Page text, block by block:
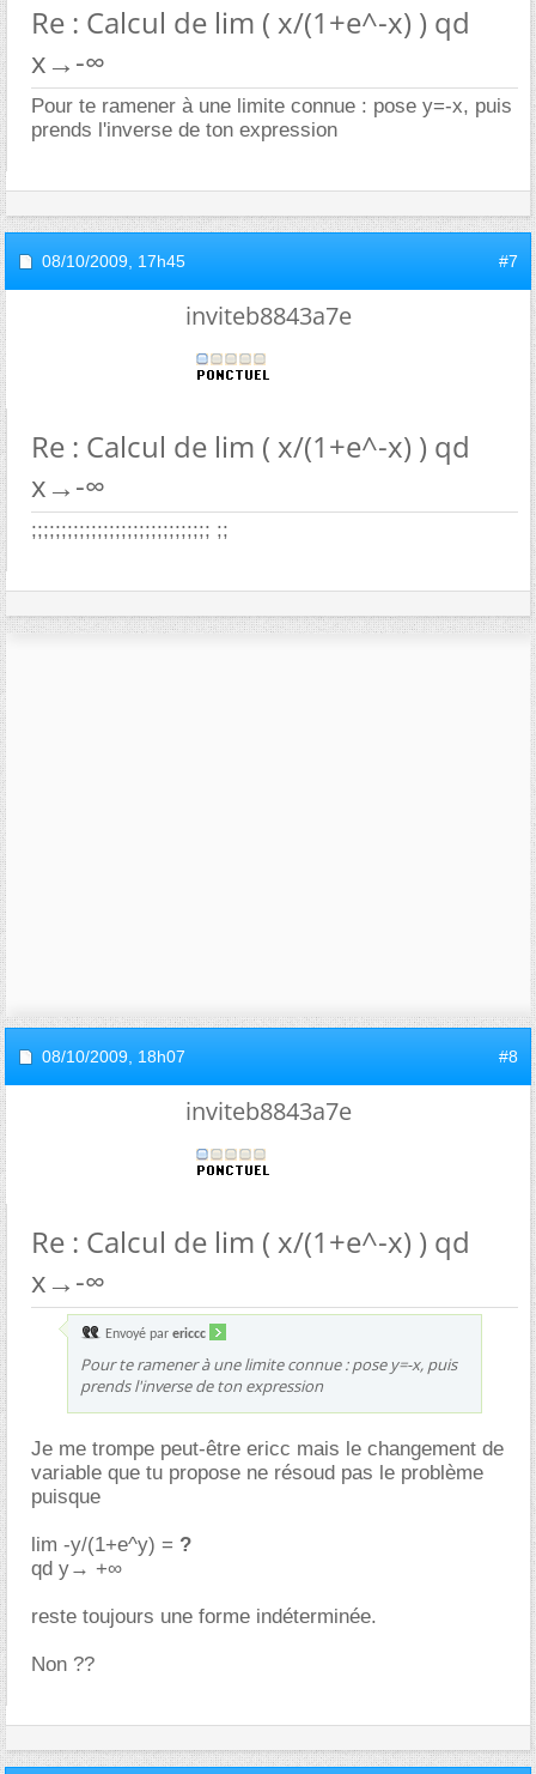
Re : Calcul de lim ( x/(1+e^-x) ) qd
x→-∞
Pour te ramener à une limite connue : pose y=-x, puis
prends l'inverse de ton expression
08/10/2009, 17h45 #7
inviteb8843a7e
Re : Calcul de lim ( x/(1+e^-x) ) qd
x→-∞
;;;;;;;;;;;;;;;;;;;;;;;;;;;;;; ;;
08/10/2009, 18h07 #8
inviteb8843a7e
Re : Calcul de lim ( x/(1+e^-x) ) qd
x→-∞
Envoyé par ericcc
Pour te ramener à une limite connue : pose y=-x, puis
prends l'inverse de ton expression
Je me trompe peut-être ericc mais le changement de
variable que tu propose ne résoud pas le problème
puisque
lim -y/(1+e^y) = ?
qd y→ +∞
reste toujours une forme indéterminée.
Non ??